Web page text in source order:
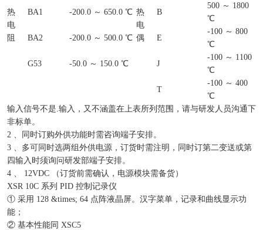
热
电
阻
热
电
偶
BA1 -200.0 ～ 650.0 ℃ B
500 ～ 1800
℃
BA2 -200.0 ～ 500.0 ℃ E
-100 ～ 800
℃
G53 -50.0 ～ 150.0 ℃ J
-100 ～ 1100
℃
T
-100 ～ 400
℃
输入信号不是.输入，又不涵盖在上表所列范围，请与研发人员沟通下
非标单。
2 、同时订购外供功能时需咨询端子安排。
3 、多可同时选两组外供电源，订货时需注明，同时订第二变送或第
四输入时须询问研发部端子安排。
4 、 12VDC （订货前需确认，电源模块需备货）
XSR 10C 系列 PID 控制记录仪
① 采用 128 &times; 64 点阵液晶屏。汉字菜单，记录和曲线显示功
能；
② 基本性能同 XSC5